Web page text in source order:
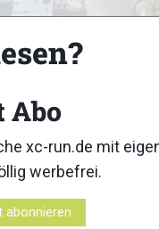
9
Abo
xc-run.de mit
werbefrei.
abonnieren